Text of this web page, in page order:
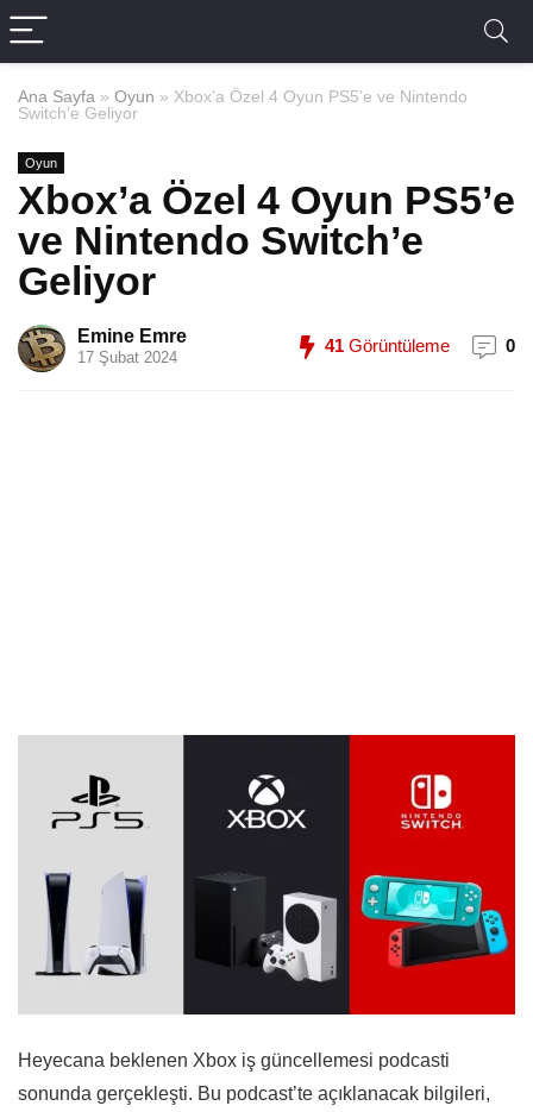
Ana Sayfa » Oyun » Xbox’a Özel 4 Oyun PS5’e ve Nintendo
Switch’e Geliyor
Oyun
Xbox’a Özel 4 Oyun PS5’e
ve Nintendo Switch’e
Geliyor
Emine Emre
17 Şubat 2024
41 Görüntüleme 0
Heyecana beklenen Xbox iş güncellemesi podcasti
sonunda gerçekleşti. Bu podcast’te açıklanacak bilgileri,